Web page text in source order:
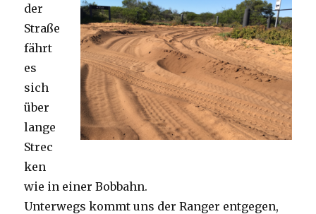
der
Straße
fährt
es
sich
über
lange
Strec
ken
wie in einer Bobbahn.
Unterwegs kommt uns der Ranger entgegen,